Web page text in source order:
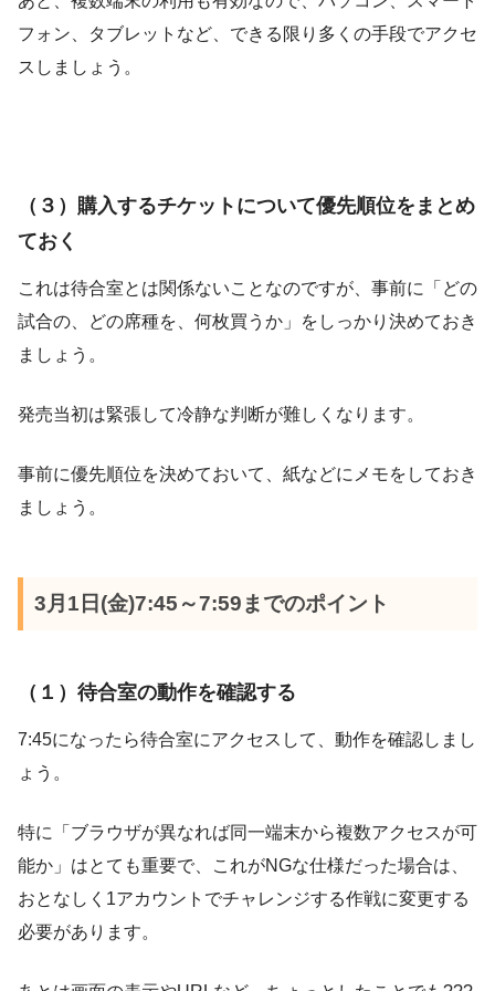
フォン、タブレットなど、できる限り多くの手段でアクセ
スしましょう。
（３）購入するチケットについて優先順位をまとめ
ておく
これは待合室とは関係ないことなのですが、事前に「どの
試合の、どの席種を、何枚買うか」をしっかり決めておき
ましょう。
発売当初は緊張して冷静な判断が難しくなります。
事前に優先順位を決めておいて、紙などにメモをしておき
ましょう。
3月1日(金)7:45～7:59までのポイント
（１）待合室の動作を確認する
7:45になったら待合室にアクセスして、動作を確認しまし
ょう。
特に「ブラウザが異なれば同一端末から複数アクセスが可
能か」はとても重要で、これがNGな仕様だった場合は、
おとなしく1アカウントでチャレンジする作戦に変更する
必要があります。